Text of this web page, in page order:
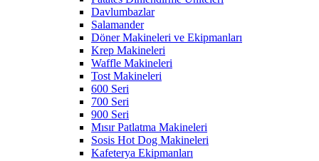
Davlumbazlar
Salamander
Döner Makineleri ve Ekipmanları
Krep Makineleri
Waffle Makineleri
Tost Makineleri
600 Seri
700 Seri
900 Seri
Mısır Patlatma Makineleri
Sosis Hot Dog Makineleri
Kafeterya Ekipmanları